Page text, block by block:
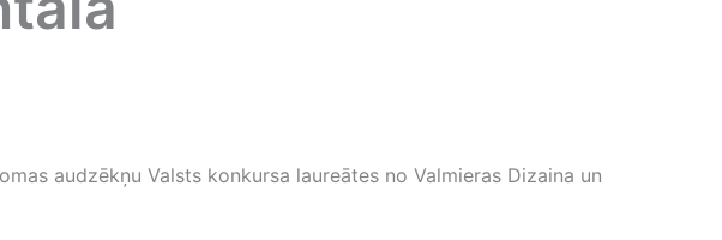
audzēkņu Valsts konkursa laureātes no Valmieras Dizaina un